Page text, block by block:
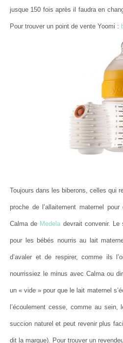
jusque 150 fois après il faudra en
Pour trouver un point de vente Yoomi :
Toujours dans les biberons, celles qui
proche de l’allaitement maternel
Calma de Medela devrait convenir.
pour les bébés nourris au lait
d’avaler et de respirer, comme ils
nourrissiez le minus avec Calma ou
un « vide » pour que le lait maternel
l’écoulement cesse, comme au
succion naturel et peut revenir plus
dit la marque). Pour trouver un